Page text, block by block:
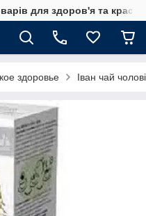
для здоров'я та краси
здоровье Іван чай